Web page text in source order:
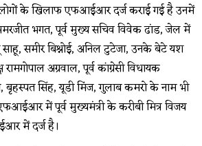
के खिलाफ एफआईआर दर्ज कराई गई है उनमें
भगत, पूर्व मुख्य सचिव विवेक ढांड, जेल में
समीर बिश्नोई, अनिल टुटेजा, उनके बेटे यश
अग्रवाल, पूर्व कांग्रेसी विधायक
बृहस्पत सिंह, यूडी मिंज, गुलाब कमरो के नाम भी
में पूर्व मुख्यमंत्री के करीबी मित्र विजय
में दर्ज है।